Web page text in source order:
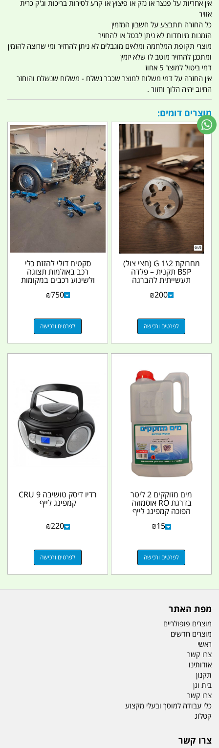
אין אחריות על פנצר או נזק או פיצוץ או קרע לסירות בריכות וג'ק כרית
אוויר
כל החזרה תתבצע על חשבון המזמין
הזמנות מיוחדות לא ניתן לבטל או להחזיר
מוצרי תקופת המלחמה ומלאים מוגבלים לא ניתן להחזיר ומי שרוצה להזמין
ומתכנן להחזיר מוטב לו שלא יזמין
דמי ביטול למוצר 5 אחוז
אין החזרה על דמי משלוח למוצר שכבר נשלח - משלוח שנשלח והוחזר
החיוב יהיה הלוך וחזור .
מוצרים דומים:
מחרוקת G 1\2 (חצי צול)
BSP תקנית – פלדה
תעשייתית להברגה
₪200
לפרטים ורכישה
סקטים דולי להזזת כלי
רכב באולמות תצוגה
ולשינוע רכבים במקומות
שיש הפרעה לתנועה...
₪750
לפרטים ורכישה
מים מזוקקים 2 ליטר
בדרגת RO אוסמוזה
הפוכה קמפינג לייף
₪15
לפרטים ורכישה
רדיו דיסק טושיבה CRU 9
קמפינג לייף
₪220
לפרטים ורכישה
מפת האתר
מוצרים פופולריים
מוצרים חדשים
ראשי
צרו קשר
אודותינו
תקנון
בית וגן
צרו קשר
כלי עבודה למוסך ובעלי מקצוע
קטלוג
צרו קשר